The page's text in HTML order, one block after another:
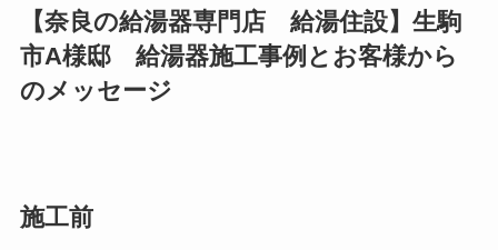
【奈良の給湯器専門店 給湯住設】生駒
市A様邸 給湯器施工事例とお客様から
のメッセージ
施工前